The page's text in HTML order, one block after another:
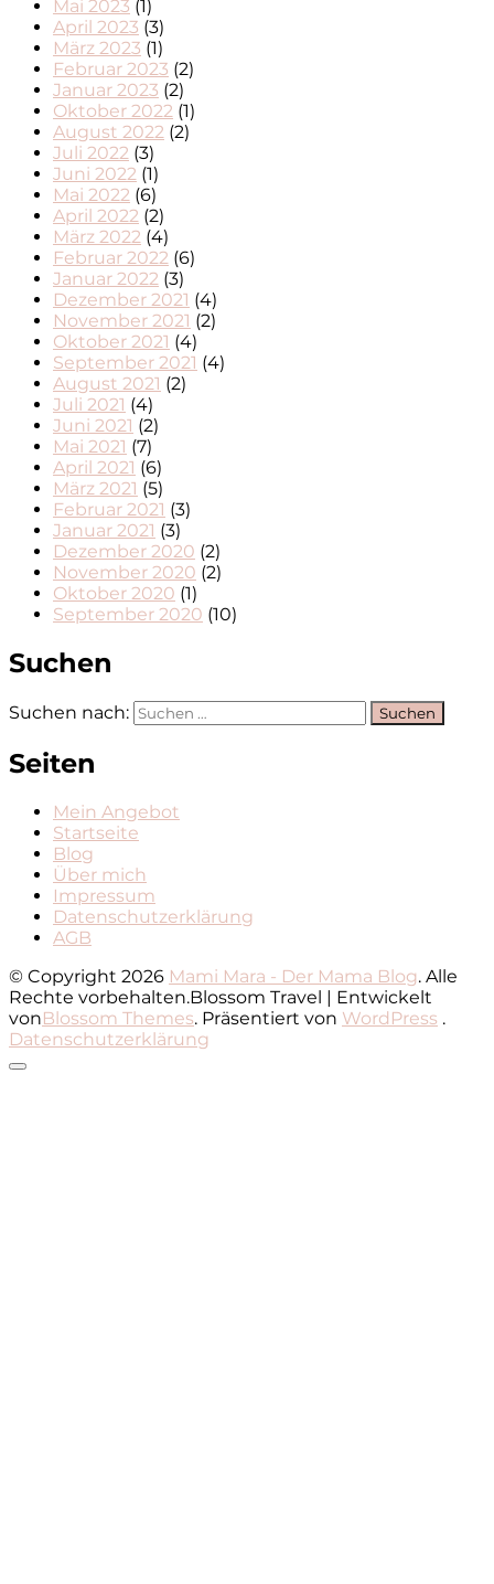
Mai 2023 (1)
April 2023 (3)
März 2023 (1)
Februar 2023 (2)
Januar 2023 (2)
Oktober 2022 (1)
August 2022 (2)
Juli 2022 (3)
Juni 2022 (1)
Mai 2022 (6)
April 2022 (2)
März 2022 (4)
Februar 2022 (6)
Januar 2022 (3)
Dezember 2021 (4)
November 2021 (2)
Oktober 2021 (4)
September 2021 (4)
August 2021 (2)
Juli 2021 (4)
Juni 2021 (2)
Mai 2021 (7)
April 2021 (6)
März 2021 (5)
Februar 2021 (3)
Januar 2021 (3)
Dezember 2020 (2)
November 2020 (2)
Oktober 2020 (1)
September 2020 (10)
Suchen
Suchen nach:
Seiten
Mein Angebot
Startseite
Blog
Über mich
Impressum
Datenschutzerklärung
AGB
© Copyright 2026 Mami Mara - Der Mama Blog. Alle
Rechte vorbehalten.Blossom Travel | Entwickelt
vonBlossom Themes. Präsentiert von WordPress .
Datenschutzerklärung